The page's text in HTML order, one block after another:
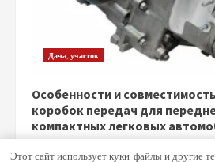
Дача, участок
Особенности и
коробок передач для
компактных легковых
Этот сайт использует куки-файлы и другие